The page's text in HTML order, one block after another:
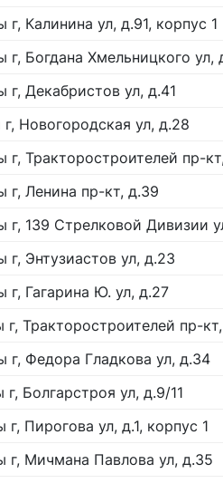
Калинина ул, д.91, корпус 1
Богдана Хмельницкого ул,
Декабристов ул, д.41
Новогородская ул, д.28
г, Тракторостроителей пр-
г, Ленина пр-кт, д.39
г, 139 Стрелковой Дивизии
Энтузиастов ул, д.23
г, Гагарина Ю. ул, д.27
г, Тракторостроителей пр-
г, Федора Гладкова ул, д.34
Болгарстроя ул, д.9/11
Пирогова ул, д.1, корпус 1
г, Мичмана Павлова ул, д.35